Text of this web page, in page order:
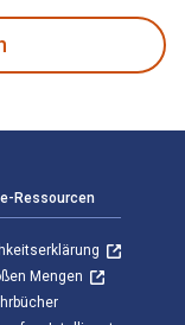
Ressourcen
Mengen